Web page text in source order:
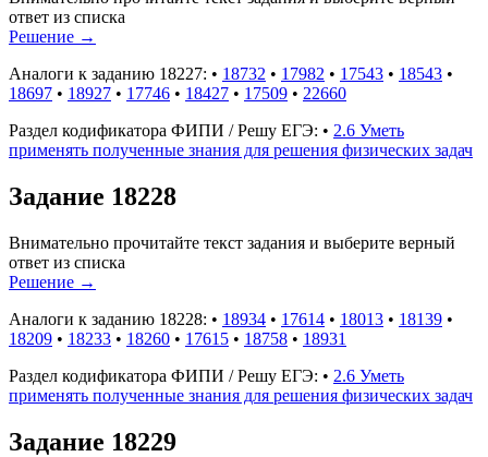
ответ из списка
Решение →
Аналоги к заданию 18227: • 18732 • 17982 • 17543 • 18543 •
18697 • 18927 • 17746 • 18427 • 17509 • 22660
Раздел кодификатора ФИПИ / Решу ЕГЭ: • 2.6 Уметь
применять полученные знания для решения физических задач
Задание 18228
Внимательно прочитайте текст задания и выберите верный
ответ из списка
Решение →
Аналоги к заданию 18228: • 18934 • 17614 • 18013 • 18139 •
18209 • 18233 • 18260 • 17615 • 18758 • 18931
Раздел кодификатора ФИПИ / Решу ЕГЭ: • 2.6 Уметь
применять полученные знания для решения физических задач
Задание 18229